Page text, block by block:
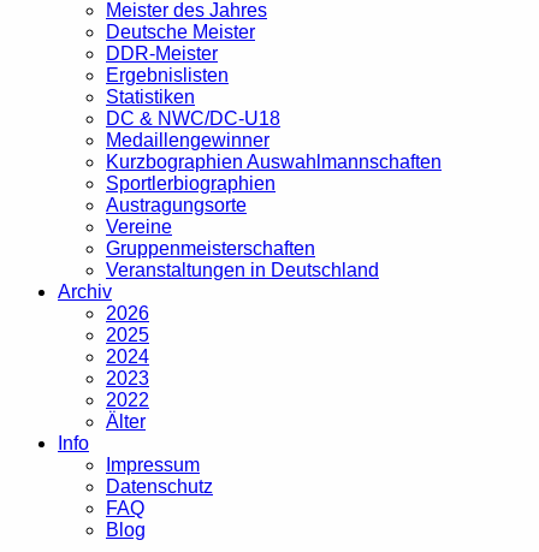
Meister des Jahres
Deutsche Meister
DDR-Meister
Ergebnislisten
Statistiken
DC & NWC/DC-U18
Medaillengewinner
Kurzbographien Auswahlmannschaften
Sportlerbiographien
Austragungsorte
Vereine
Gruppenmeisterschaften
Veranstaltungen in Deutschland
Archiv
2026
2025
2024
2023
2022
Älter
Info
Impressum
Datenschutz
FAQ
Blog